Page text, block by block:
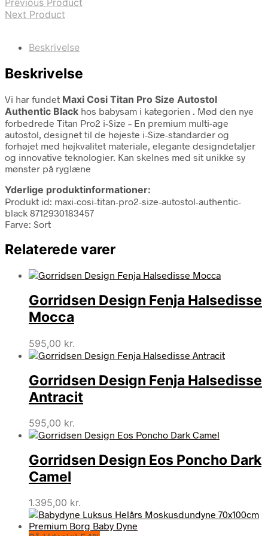
Previous Product
Next Product
Beskrivelse
Beskrivelse
Vi har fundet Maxi Cosi Titan Pro Size Autostol
Authentic Black hos babysam i kategorien . Mød den nye
forbedrede Titan Pro2 i-Size – En premium multi-age
autostol, designet til de højeste i-Size-standarder og
forhøjet med højkvalitet materiale, elegante designdetaljer
og innovative teknologier. Kan skelnes med sit unikke sy
mønster på ryglæne
Yderlige produktinformationer:
Produkt id: maxi-cosi-titan-pro2-size-autostol-authentic-
black 8712930183457
Farve: Sort
Relaterede varer
Gorridsen Design Fenja Halsedisse
Mocca
595,00 kr.
Gorridsen Design Fenja Halsedisse
Antracit
595,00 kr.
Gorridsen Design Eos Poncho Dark
Camel
1.395,00 kr.